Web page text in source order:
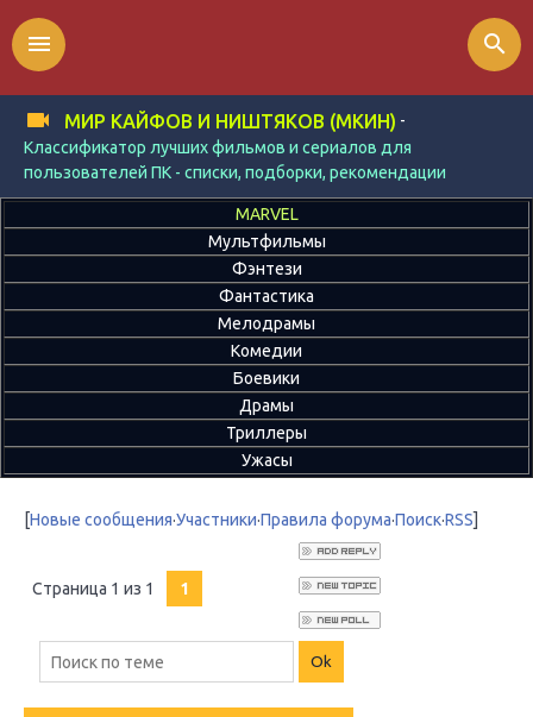
МИР КАЙФОВ И НИШТЯКОВ (МКИН) -
Классификатор лучших фильмов и сериалов для
пользователей ПК - списки, подборки, рекомендации
menu search
MARVEL
Мультфильмы
Фэнтези
Фантастика
Мелодрамы
Комедии
Боевики
Драмы
Триллеры
Ужасы
[Новые сообщения·Участники·Правила форума·Поиск·RSS]
Страница 1 из 1 1